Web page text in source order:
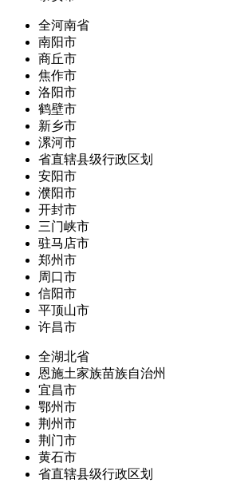
全河南省
南阳市
商丘市
焦作市
洛阳市
鹤壁市
新乡市
漯河市
省直辖县级行政区划
安阳市
濮阳市
开封市
三门峡市
驻马店市
郑州市
周口市
信阳市
平顶山市
许昌市
全湖北省
恩施土家族苗族自治州
宜昌市
鄂州市
荆州市
荆门市
黄石市
省直辖县级行政区划